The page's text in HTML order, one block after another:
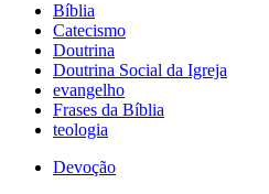
Bíblia
Catecismo
Doutrina
Doutrina Social da Igreja
evangelho
Frases da Bíblia
teologia
Devoção